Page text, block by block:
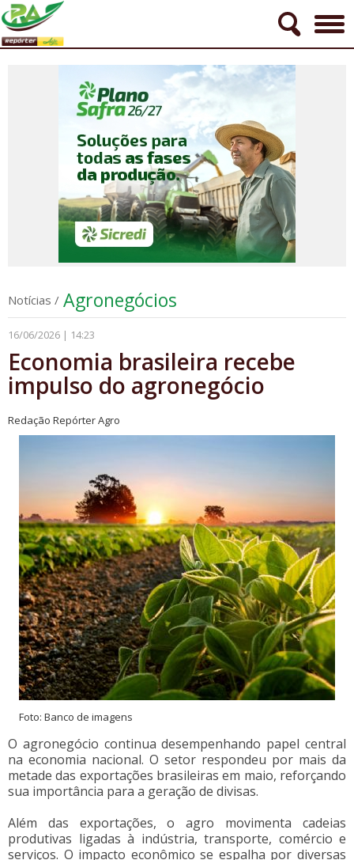
Notícias / Agronegócios
16/06/2026 | 14:23
Economia brasileira recebe
impulso do agronegócio
Redação Repórter Agro
Foto: Banco de imagens
O agronegócio continua desempenhando papel central
na economia nacional. O setor respondeu por mais da
metade das exportações brasileiras em maio, reforçando
sua importância para a geração de divisas.
Além das exportações, o agro movimenta cadeias
produtivas ligadas à indústria, transporte, comércio e
serviços. O impacto econômico se espalha por diversas